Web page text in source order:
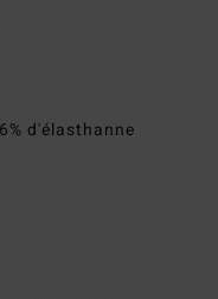
d'élasthanne